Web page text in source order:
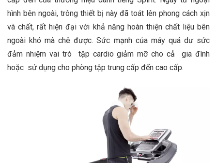
hình bên ngoài, trông thiết bị này đã toát lên phong cách xịn
và chất, rất hiện đại với khả năng hoàn thiện chất liệu bên
ngoài khó mà chê được. Sức mạnh của máy quá dư sức
đảm nhiệm vai trò tập cardio giảm mỡ cho cả gia đình
hoặc sử dụng cho phòng tập trung cấp đến cao cấp.